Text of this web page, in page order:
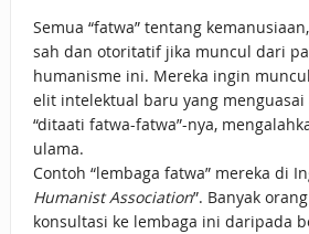
Semua “fatwa” tentang
sah dan otoritatif jika muncul dari
humanisme ini. Mereka ingin
elit intelektual baru yang menguasai
“ditaati fatwa-fatwa”-nya,
ulama.
Contoh “lembaga fatwa” mereka di
Humanist Association”. Banyak
konsultasi ke lembaga ini daripada